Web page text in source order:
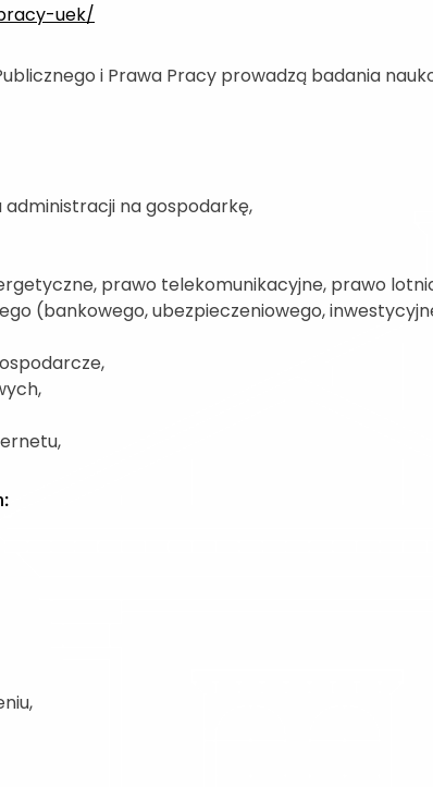
uek/
i Prawa Pracy prowadzą badania
na gospodarkę,
prawo telekomunikacyjne, prawo
(bankowego, ubezpieczeniowego,